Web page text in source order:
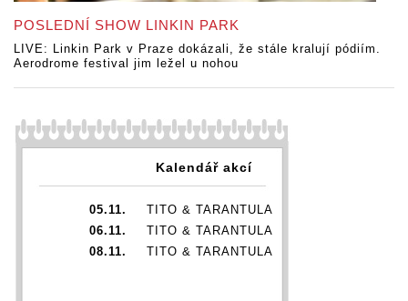
POSLEDNÍ SHOW LINKIN PARK
LIVE: Linkin Park v Praze dokázali, že stále kralují pódiím.
Aerodrome festival jim ležel u nohou
Kalendář akcí
05.11.
TITO & TARANTULA
06.11.
TITO & TARANTULA
08.11.
TITO & TARANTULA